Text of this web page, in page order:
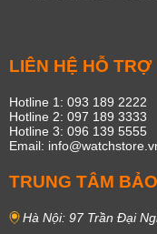
LIÊN HỆ HỖ TRỢ
Hotline 1: 093 189 2222
Hotline 2: 097 189 3333
Hotline 3: 096 139 5555
Email:
TRUNG TÂM
Hà Nội: 97 Trần Đại